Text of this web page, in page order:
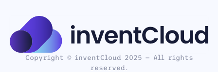
Copyright © inventCloud 2025 — All rights
reserved.